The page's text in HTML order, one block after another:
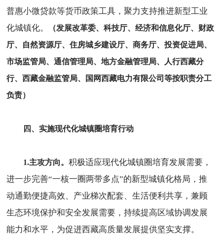
普惠小微贷款等货币政策工具，聚力支持推进新型工业
化城镇化。
（发展改革委、科技厅、经济和信息化厅、财政
厅、自然资源厅、住房城乡建设厅、商务厅、投资促进局、
市场监管局、通信管理局、地方金融管理局、人行西藏分
行、西藏金融监管局、国网西藏电力有限公司等按职责分工
负责）
四、实施现代化城镇圈培育行动
1.主攻方向。积极适应现代化城镇圈培育发展需要，
进一步完善“一核一圈两带多点”的新型城镇化格局，推
动通勤便捷高效、产业梯次配套、生活便利共享，兼顾
生态环境保护和安全发展需要，持续提高区域协调发展
能力和水平，为促进西藏高质量发展提供坚实支撑。